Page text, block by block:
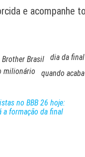
e acompanhe
Brother Brasil dia da final
milionário quando
no BBB 26 hoje:
a formação da final